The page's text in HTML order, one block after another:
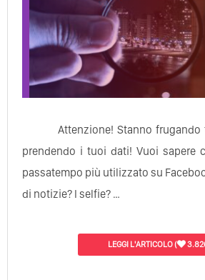
Attenzione! Stanno
prendendo i tuoi dati! Vuoi sapere
passatempo più utilizzato su
di notizie? I selfie? …
LEGGI L'ARTICOLO(